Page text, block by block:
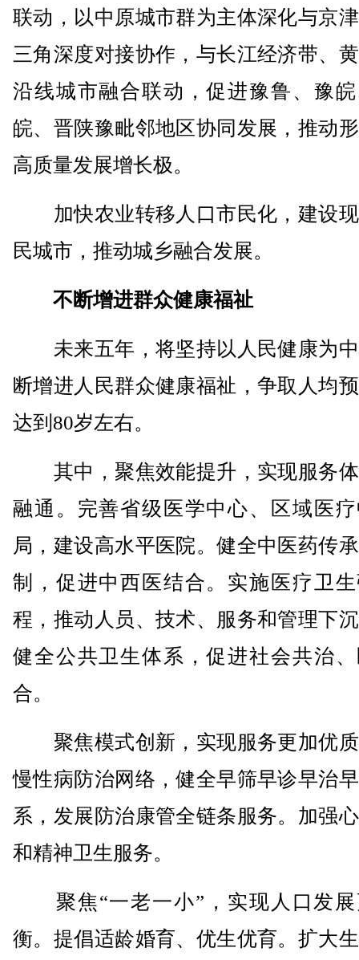
联动，以中原城市群为主体深化与京
三角深度对接协作，与长江经济带、
沿线城市融合联动，促进豫鲁、豫
皖、晋陕豫毗邻地区协同发展，推动
高质量发展增长极。
加快农业转移人口市民化，建设
民城市，推动城乡融合发展。
不断增进群众健康福祉
未来五年，将坚持以人民健康为
断增进人民群众健康福祉，争取人均
达到80岁左右。
其中，聚焦效能提升，实现服务
融通。完善省级医学中心、区域医
局，建设高水平医院。健全中医药传
制，促进中西医结合。实施医疗卫
程，推动人员、技术、服务和管理下
健全公共卫生体系，促进社会共治
合。
聚焦模式创新，实现服务更加优
慢性病防治网络，健全早筛早诊早治
系，发展防治康管全链条服务。加强
和精神卫生服务。
聚焦“一老一小”，实现人口发展
衡。提倡适龄婚育、优生优育。扩大